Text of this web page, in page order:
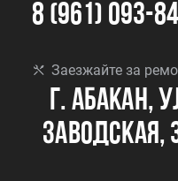
8 (961) 093-
Заезжайте за
г. Абакан,
Заводская,